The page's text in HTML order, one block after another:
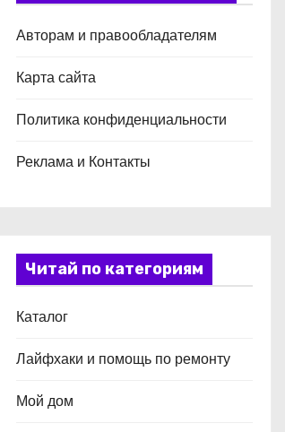
Авторам и правообладателям
Карта сайта
Политика конфиденциальности
Реклама и Контакты
Читай по категориям
Каталог
Лайфхаки и помощь по ремонту
Мой дом